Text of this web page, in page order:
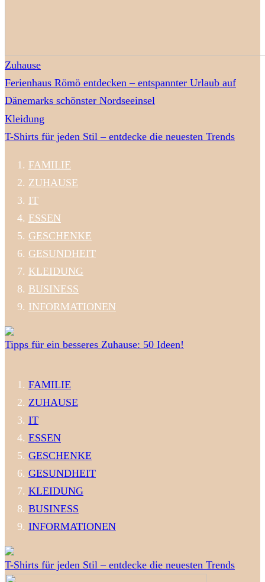
Zuhause
Ferienhaus Römö entdecken – entspannter Urlaub auf
Dänemarks schönster Nordseeinsel
Kleidung
T-Shirts für jeden Stil – entdecke die neuesten Trends
FAMILIE
ZUHAUSE
IT
ESSEN
GESCHENKE
GESUNDHEIT
KLEIDUNG
BUSINESS
INFORMATIONEN
Tipps für ein besseres Zuhause: 50 Ideen!
FAMILIE
ZUHAUSE
IT
ESSEN
GESCHENKE
GESUNDHEIT
KLEIDUNG
BUSINESS
INFORMATIONEN
T-Shirts für jeden Stil – entdecke die neuesten Trends